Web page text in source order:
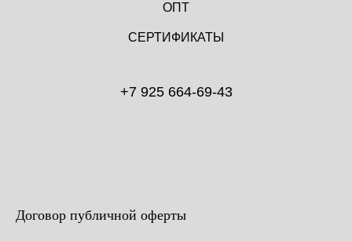
ОПТ
СЕРТИФИКАТЫ
+7 925 664-69-43
Договор публичной оферты